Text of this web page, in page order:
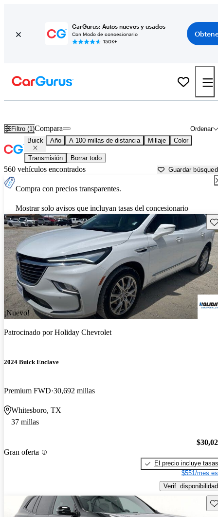
CarGurus: Autos nuevos y usados
Con Modo de concesionario
150K+
Filtro (1) Ordenar
Compara
Buick Año A 100 millas de distancia Millaje Color
Transmisión Borrar todo
560 vehículos encontrados Guardar
Compra con precios transparentes.
Mostrar solo avisos que incluyan tasas del concesionario
¡Nuevo!
Patrocinado porHoliday Chevrolet
2024 Buick Enclave
Premium FWD 30,692 millas
Whitesboro, TX
37 millas
Gran oferta
El precio incluye tasas
$551/mes
Verif. disponibilidad